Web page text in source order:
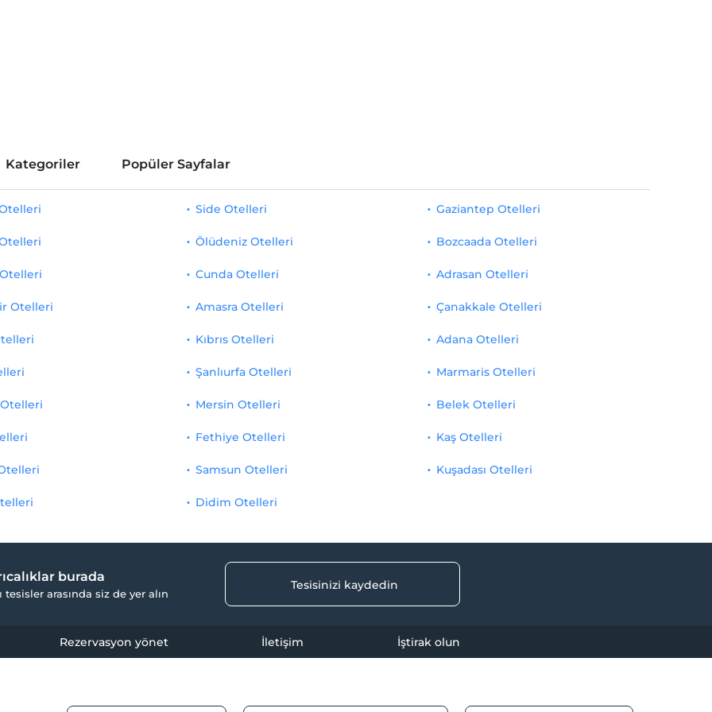
Kategoriler Popüler Sayfalar
Otelleri
Side Otelleri
Ölüdeniz Otelleri
Cunda Otelleri
Amasra Otelleri
Kıbrıs Otelleri
Gaziantep Otelleri
Bozcaada Otelleri
Adrasan Otelleri
Çanakkale Otelleri
Adana Otelleri
Şanlıurfa Otelleri
Mersin Otelleri
Fethiye Otelleri
Samsun Otelleri
Didim Otelleri
Marmaris Otelleri
Belek Otelleri
Kaş Otelleri
Kuşadası Otelleri
burada
tesisler arasında siz de yer alın
Tesisinizi kaydedin
Rezervasyon yönet İletişim İştirak olun